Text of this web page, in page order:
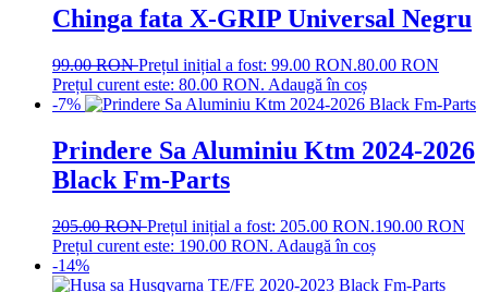
Chinga fata X-GRIP Universal Negru
99.00RONPrețul inițial a fost: 99.00 RON.80.00 RON
Prețul curent este: 80.00 RON. Adaugă în coș
-7%
Prindere Sa Aluminiu Ktm 2024-2026
Black Fm-Parts
205.00RONPrețul inițial a fost: 205.00 RON.190.00 RON
Prețul curent este: 190.00 RON. Adaugă în coș
-14%